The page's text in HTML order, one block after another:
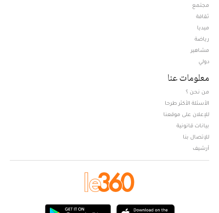
مجتمع
ثقافة
ميديا
رياضة
مشاهير
دولي
معلومات عنا
من نحن ؟
الأسئلة الأكثر طرحا
للإعلان على موقعنا
بيانات قانونية
للإتصال بنا
أرشيف